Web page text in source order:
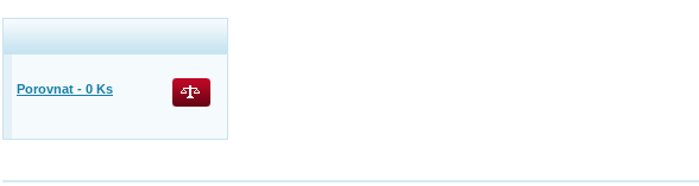
Porovnat - 0 Ks